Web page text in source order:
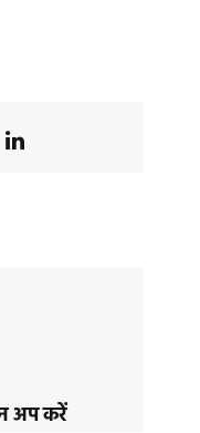
अप करें